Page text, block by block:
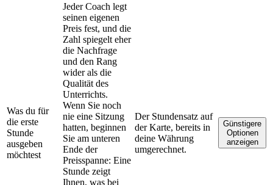
Was du für
die erste
Stunde
ausgeben
möchtest
Jeder Coach legt
seinen eigenen
Preis fest, und die
Zahl spiegelt eher
die Nachfrage
und den Rang
wider als die
Qualität des
Unterrichts.
Wenn Sie noch
nie eine Sitzung
hatten, beginnen
Sie am unteren
Ende der
Preisspanne: Eine
Stunde zeigt
Ihnen, was bei
Der Stundensatz auf
der Karte, bereits in
deine Währung
umgerechnet.
Günstigere
Optionen
anzeigen